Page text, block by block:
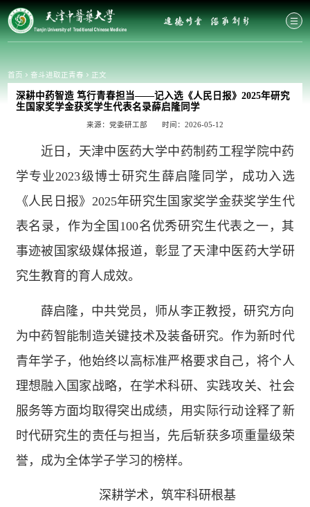
首页 奋斗进取正青春 正文
深耕中药智造 笃行青春担当——记入选《人民日报》2025年研究
生国家奖学金获奖学生代表名录薛启隆同学
来源：党委研工部 时间：2026-05-12
近日，天津中医药大学中药制药工程学院中药
学专业2023级博士研究生薛启隆同学，成功入选
《人民日报》2025年研究生国家奖学金获奖学生代
表名录，作为全国100名优秀研究生代表之一，其
事迹被国家级媒体报道，彰显了天津中医药大学研
究生教育的育人成效。
薛启隆，中共党员，师从李正教授，研究方向
为中药智能制造关键技术及装备研究。作为新时代
青年学子，他始终以高标准严格要求自己，将个人
理想融入国家战略，在学术科研、实践攻关、社会
服务等方面均取得突出成绩，用实际行动诠释了新
时代研究生的责任与担当，先后斩获多项重量级荣
誉，成为全体学子学习的榜样。
深耕学术，筑牢科研根基